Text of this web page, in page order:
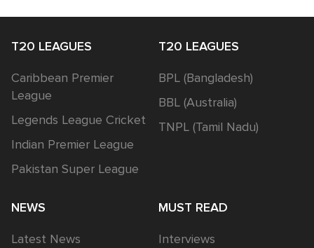
T20 LEAGUES
Caribbean Premier
League
Legends League Cricket
Indian Premier League
Pakistan Super League
T20 LEAGUES
BPL (Bangladesh)
BBL (Australia)
TNPL (Tamil Nadu)
NEWS
Latest News
MUST READ
Interviews